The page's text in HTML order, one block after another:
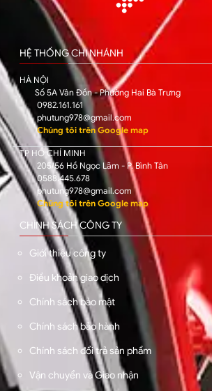
HỆ THỐNG CHI NHÁNH
HÀ NỘI
Số 5A Vân Đồn - Phường Hai Bà Trưng
0982.161.161
phutung978@gmail.com
Chúng tôi trên Google map
TP HỒ CHÍ MINH
205/56 Hồ Ngọc Lãm - P. Bình Tân
0588.445.678
phutung978@gmail.com
Chúng tôi trên Google map
CHÍNH SÁCH CÔNG TY
Giới thiệu công ty
Điều khoản giao dịch
Chính sách bảo mật
Chính sách bảo hành
Chính sách đổi trả sản phẩm
Vận chuyển và Giao nhận